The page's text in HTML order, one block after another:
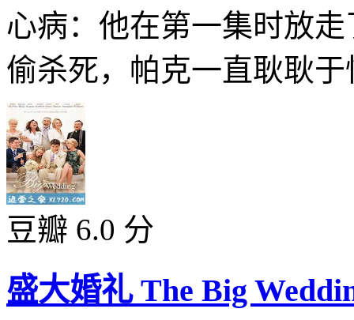
心病：他在第一集时放
偷杀死，帕克一直耿耿
豆瓣 6.0 分
盛大婚礼 The Big